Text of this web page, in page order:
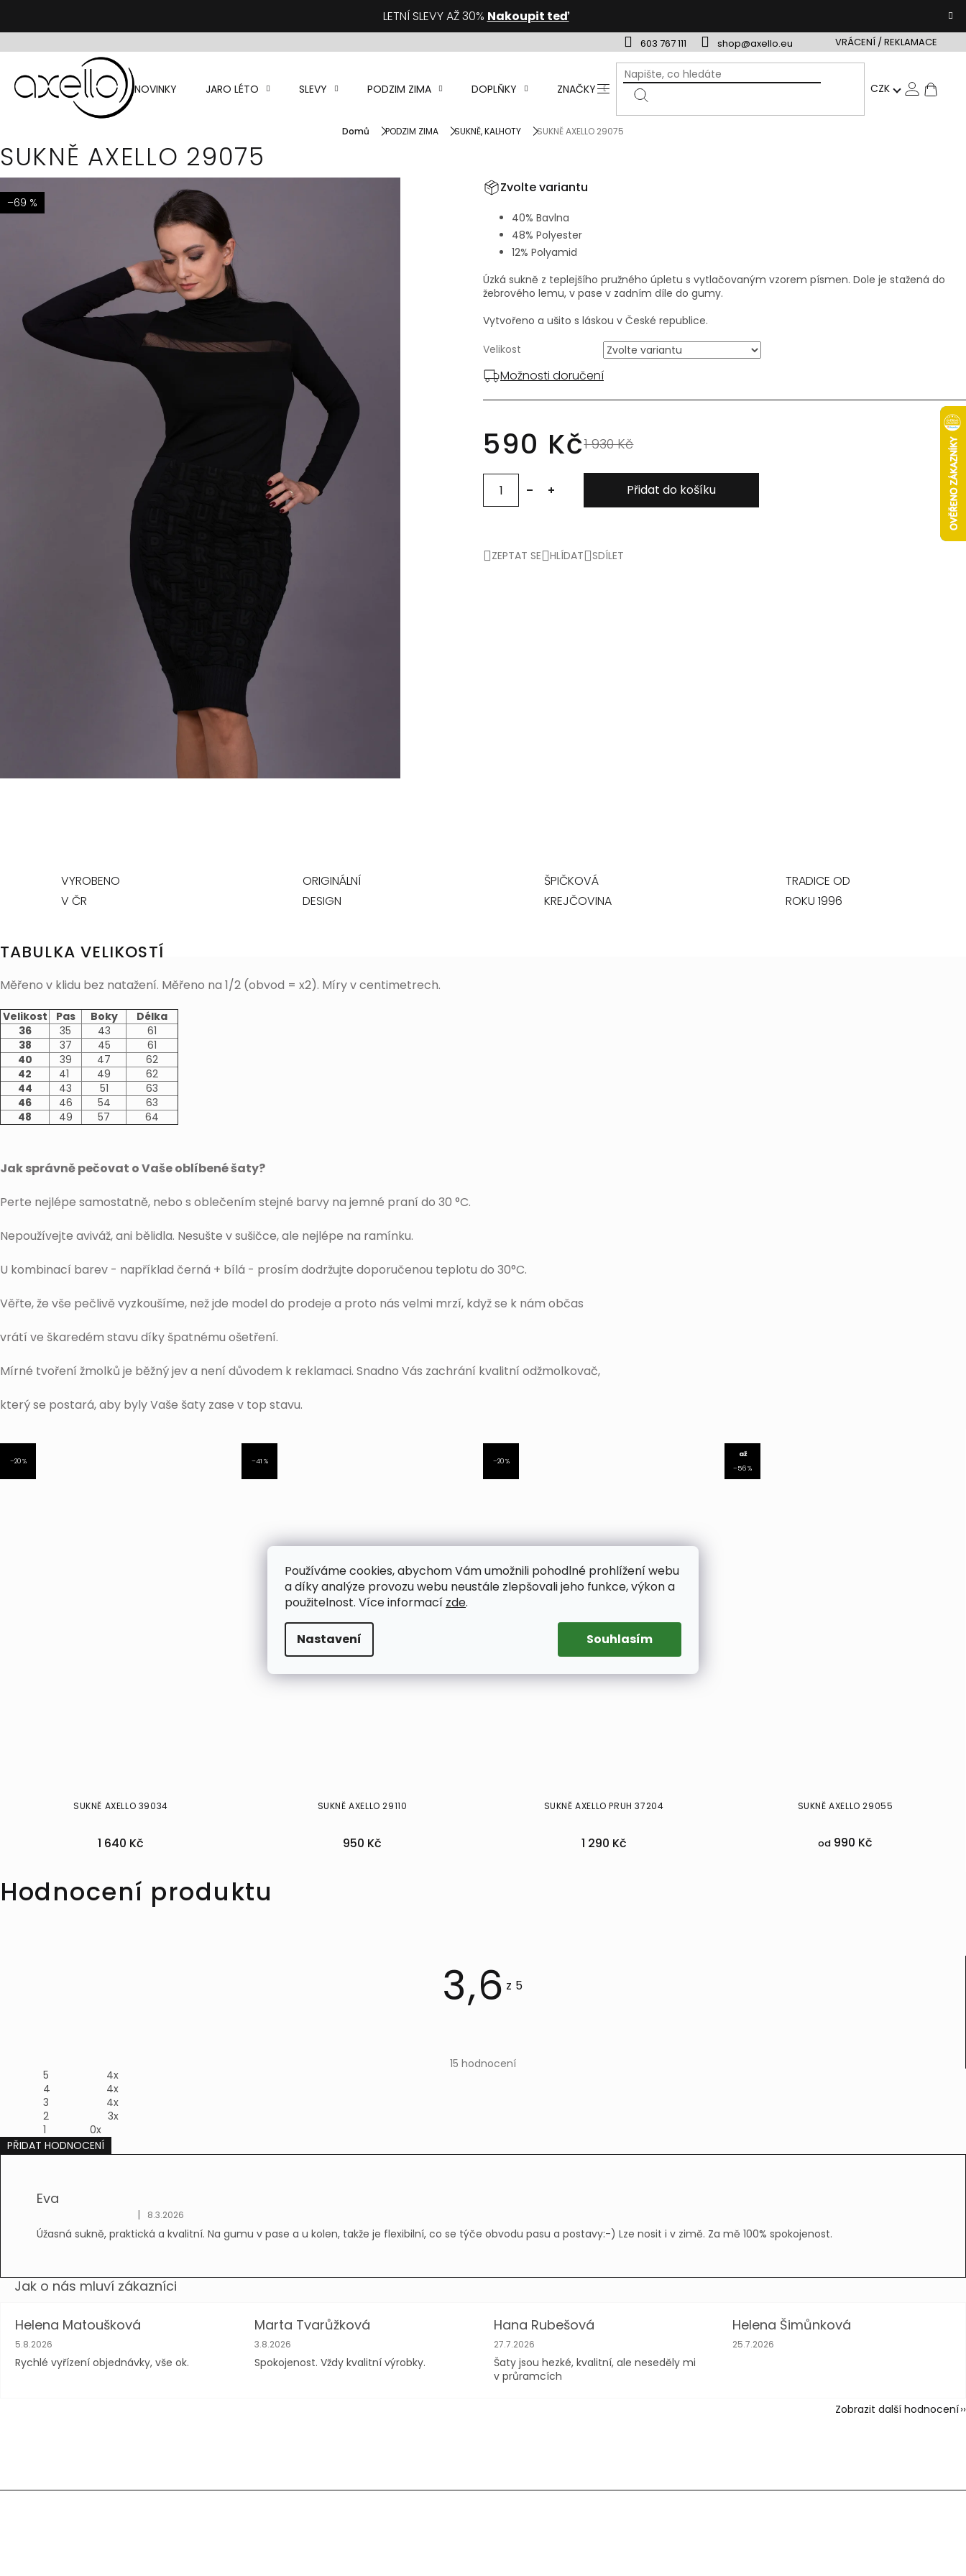
Používáme cookies, abychom Vám umožnili pohodlné prohlížení webu
a díky analýze provozu webu neustále zlepšovali jeho funkce, výkon a
použitelnost. Více informací zde.
Nastavení Souhlasím
obsah
LETNÍ SLEVY AŽ 30% Nakoupit teď
603 767 111 shop@axello.eu VRÁCENÍ / REKLAMACE
NOVINKY JARO LÉTO SLEVY PODZIM ZIMA DOPLŇKY ZNAČKY DÁRKOVÉ POUKAZY VRÁCENÍ /
CZK
Domů PODZIM ZIMA SUKNĚ, KALHOTY SUKNĚ AXELLO 29075
SUKNĚ AXELLO 29075
–69 %
1 930 Kč
590 Kč
Zvolte variantu
Velikost
Možnosti doručení
Přidat do košíku
40% Bavlna
48% Polyester
12% Polyamid
Úzká sukně z teplejšího pružného úpletu s vytlačovaným vzorem písmen. Dole je stažená do
žebrového lemu, v pase v zadním díle do gumy.
Vytvořeno a ušito s láskou v České republice.
ZEPTAT SE HLÍDAT SDÍLET
VYROBENO
V ČR
ORIGINÁLNÍ
DESIGN
ŠPIČKOVÁ
KREJČOVINA
TRADICE OD
ROKU 1996
TABULKA VELIKOSTÍ
Měřeno v klidu bez natažení. Měřeno na 1/2 (obvod = x2). Míry v centimetrech.
Velikost Pas Boky
Délka
36
35 43
61
38
37 45
61
40
39 47
62
42
41 49
62
44
43 51
63
46
46 54
63
48
49 57 64
Jak správně pečovat o Vaše oblíbené šaty?
Perte nejlépe samostatně, nebo s oblečením stejné barvy na jemné praní do 30 °C.
Nepoužívejte aviváž, ani bělidla. Nesušte v sušičce, ale nejlépe na ramínku.
U kombinací barev - například černá + bílá - prosím dodržujte doporučenou teplotu do 30°C.
Věřte, že vše pečlivě vyzkoušíme, než jde model do prodeje a proto nás velmi mrzí, když se k nám občas
vrátí ve škaredém stavu díky špatnému ošetření.
Mírné tvoření žmolků je běžný jev a není důvodem k reklamaci. Snadno Vás zachrání kvalitní odžmolkovač,
který se postará, aby byly Vaše šaty zase v top stavu.
–20 %
SUKNĚ AXELLO 39034
1 640 Kč
–41 %
SUKNĚ AXELLO 29110
950 Kč
–20 %
SUKNĚ AXELLO PRUH 37204
1 290 Kč
až
–56 %
SUKNĚ AXELLO 29055
od 990 Kč
Hodnocení produktu
3,6
je
15 hodnocení
5
4x
4
4x
3
4x
2
3x
1
0x
PŘIDAT HODNOCENÍ
V
o
Eva
Hodnocení produktu je 5 z 5 hvězdiček.
| 8.3.2026
Úžasná sukně, praktická a kvalitní. Na gumu v pase a u kolen, takže je flexibilní, co se týče obvodu pasu a postavy:-) Lze nosit i v zimě. Za mě 100% spokojenost.
Helena Matoušková
Hodnocení obchodu je 5 z 5 hvězdiček.
5.8.2026
Rychlé vyřízení objednávky, vše ok.
Marta Tvarůžková
Hodnocení obchodu je 5 z 5 hvězdiček.
3.8.2026
Spokojenost. Vždy kvalitní výrobky.
Hana Rubešová
Hodnocení obchodu je 4 z 5 hvězdiček.
27.7.2026
Šaty jsou hezké, kvalitní, ale neseděly mi
v průramcích
Helena Šimůnková
Hodnocení obchodu je 5 z 5 hvězdiček.
25.7.2026
Zobrazit další hodnocení